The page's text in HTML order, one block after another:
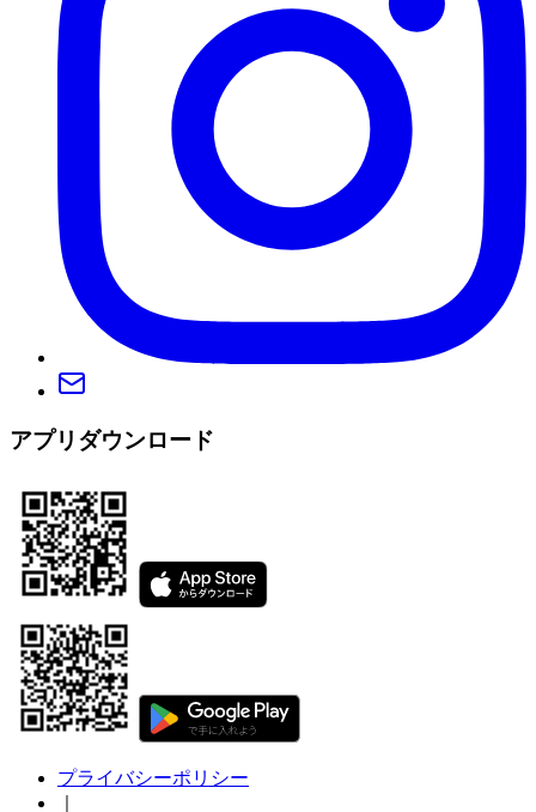
アプリダウンロード
プライバシーポリシー